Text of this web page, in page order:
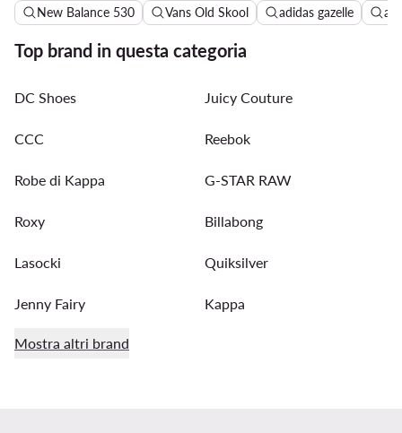
New Balance 530 Vans Old Skool adidas gazelle
Top brand in questa categoria
DC Shoes Juicy Couture
CCC Reebok
Robe di Kappa G-STAR RAW
Roxy Billabong
Lasocki Quiksilver
Jenny Fairy Kappa
Mostra altri brand